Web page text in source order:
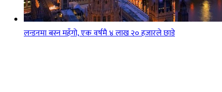
लन्डनमा बस्न महँगो, एक वर्षमै ४ लाख २० हजारले छाडे